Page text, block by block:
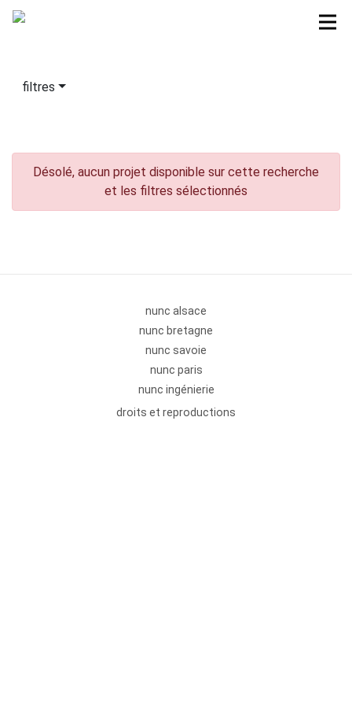
filtres
Désolé, aucun projet disponible sur cette recherche
et les filtres sélectionnés
nunc alsace
nunc bretagne
nunc savoie
nunc paris
nunc ingénierie
droits et reproductions